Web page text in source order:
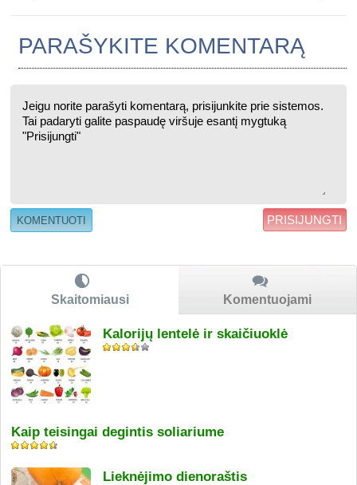
PARAŠYKITE KOMENTARĄ
PRISIJUNGTI
Skaitomiausi Komentuojami
Kalorijų lentelė ir skaičiuoklė
Kaip teisingai degintis soliariume
Lieknėjimo dienoraštis